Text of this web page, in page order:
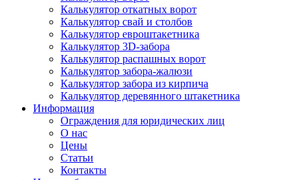
Калькулятор откатных ворот
Калькулятор свай и столбов
Калькулятор евроштакетника
Калькулятор 3D-забора
Калькулятор распашных ворот
Калькулятор забора-жалюзи
Калькулятор забора из кирпича
Калькулятор деревянного штакетника
Информация
Ограждения для юридических лиц
О нас
Цены
Статьи
Контакты